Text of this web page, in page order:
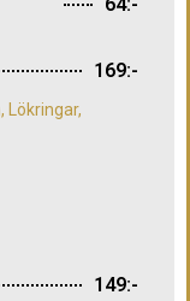
169:-
Lökringar,
149:-